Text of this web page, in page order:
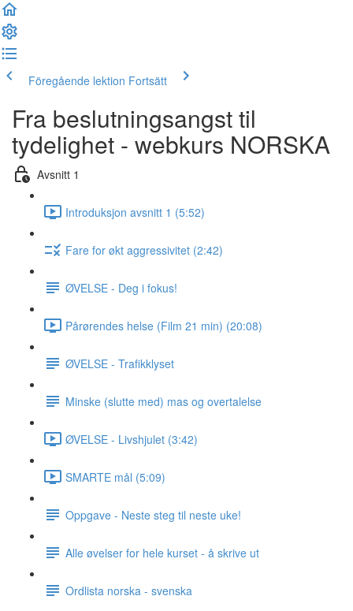
Föregående lektion Fortsätt
Fra beslutningsangst til
tydelighet - webkurs NORSKA
Avsnitt 1
Introduksjon avsnitt 1 (5:52)
Fare for økt aggressivitet (2:42)
ØVELSE - Deg i fokus!
Pårørendes helse (Film 21 min) (20:08)
ØVELSE - Trafikklyset
Minske (slutte med) mas og overtalelse
ØVELSE - Livshjulet (3:42)
SMARTE mål (5:09)
Oppgave - Neste steg til neste uke!
Alle øvelser for hele kurset - å skrive ut
Ordlista norska - svenska